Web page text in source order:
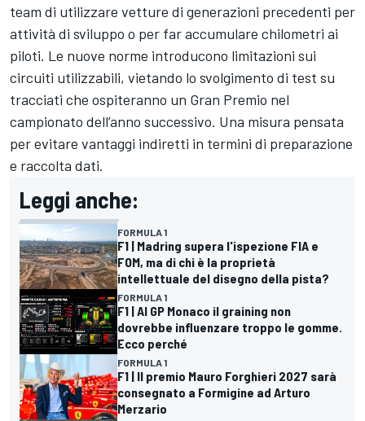
team di utilizzare vetture di generazioni precedenti per
attività di sviluppo o per far accumulare chilometri ai
piloti. Le nuove norme introducono limitazioni sui
circuiti utilizzabili, vietando lo svolgimento di test su
tracciati che ospiteranno un Gran Premio nel
campionato dell’anno successivo. Una misura pensata
per evitare vantaggi indiretti in termini di preparazione
e raccolta dati.
Leggi anche:
FORMULA 1
F1 | Madring supera l'ispezione FIA e
FOM, ma di chi è la proprietà
intellettuale del disegno della pista?
FORMULA 1
F1 | Al GP Monaco il graining non
dovrebbe influenzare troppo le gomme.
Ecco perché
FORMULA 1
F1 | Il premio Mauro Forghieri 2027 sarà
consegnato a Formigine ad Arturo
Merzario